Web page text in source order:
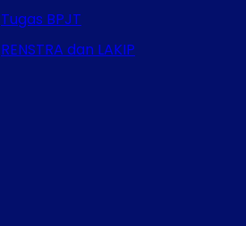
Tugas BPJT
RENSTRA dan LAKIP